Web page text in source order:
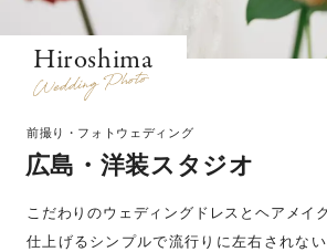
Hiroshima
前撮り・フォトウェディング
広島・洋装スタジオ
こだわりのウェディングドレスとヘアメイ
仕上げるシンプルで流行りに左右されな